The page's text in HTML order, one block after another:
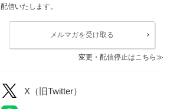
配信いたします。
メルマガを受け取る
変更・配信停止はこちら
X（旧Twitter）